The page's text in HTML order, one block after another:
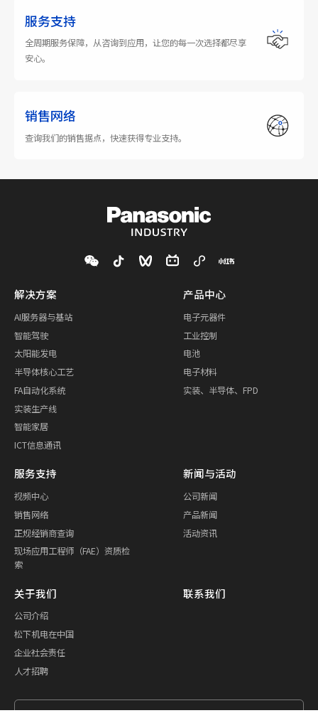
服务支持
全周期服务保障，从咨询到应用，让您的每一次选择都尽享
安心。
销售网络
查询我们的销售据点，快速获得专业支持。
解决方案
AI服务器与基站
智能驾驶
太阳能发电
半导体核心工艺
FA自动化系统
实装生产线
智能家居
ICT信息通讯
产品中心
电子元器件
工业控制
电池
电子材料
实装、半导体、FPD
服务支持
视频中心
销售网络
正规经销商查询
现场应用工程师（FAE）资质检
索
新闻与活动
公司新闻
产品新闻
活动资讯
关于我们
公司介绍
松下机电在中国
企业社会责任
人才招聘
联系我们